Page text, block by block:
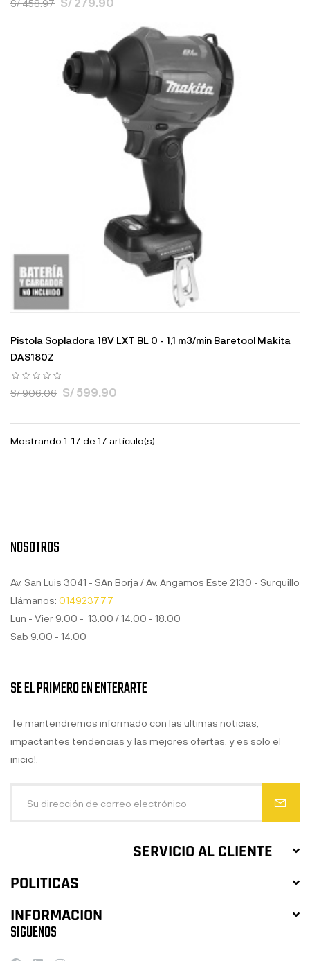
S/ 458.97
Pistola Sopladora 18V LXT BL 0 - 1,1 m3/min Baretool Makita
DAS180Z
S/ 906.06 S/ 599.90
Mostrando 1-17 de 17 artículo(s)
NOSOTROS
Av. San Luis 3041 - SAn Borja / Av. Angamos Este 2130 - Surquillo
Llámanos: 014923777
Lun - Vier 9.00 - 13.00 / 14.00 - 18.00
Sab 9.00 - 14.00
SERVICIO AL CLIENTE
POLITICAS
INFORMACION
SE EL PRIMERO EN ENTERARTE
Te mantendremos informado con las ultimas noticias,
impactantes tendencias y las mejores ofertas. y es solo el
inicio!.
SIGUENOS